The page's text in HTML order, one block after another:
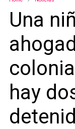
Una
hay